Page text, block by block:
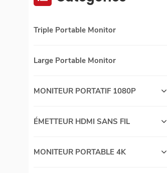
Triple Portable Monitor
Large Portable Monitor
MONITEUR PORTATIF 1080P
ÉMETTEUR HDMI SANS FIL
MONITEUR PORTABLE 4K